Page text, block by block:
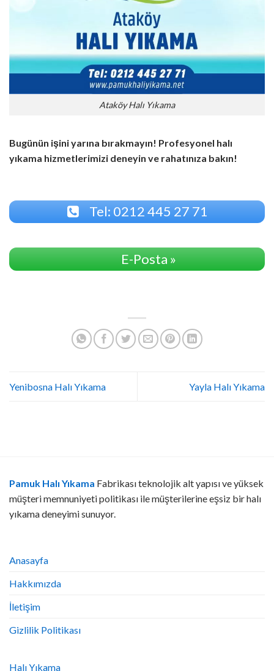
Ataköy Halı Yıkama
Bugünün işini yarına bırakmayın! Profesyonel halı
yıkama hizmetlerimizi deneyin ve rahatınıza bakın!
Tel: 0212 445 27 71
E-Posta »
Yenibosna Halı Yıkama Yayla Halı Yıkama
Pamuk Halı Yıkama Fabrikası teknolojik alt yapısı ve yüksek
müşteri memnuniyeti politikası ile müşterilerine eşsiz bir halı
yıkama deneyimi sunuyor.
Anasayfa
Hakkımızda
İletişim
Gizlilik Politikası
Halı Yıkama